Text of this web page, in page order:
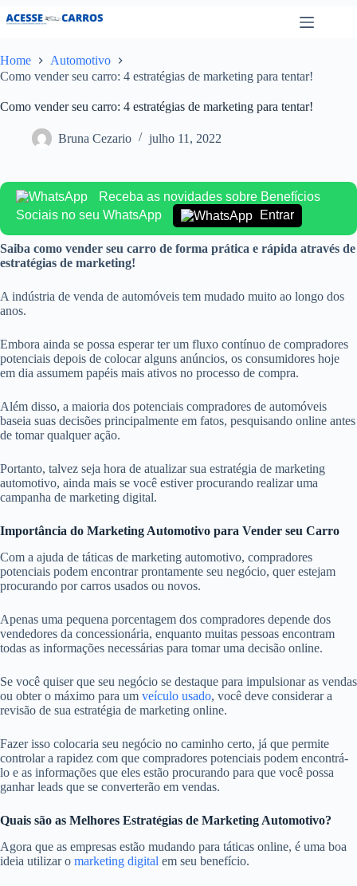
Pular
para
conteúdo
Home
Automotivo
Como vender seu carro: 4 estratégias de marketing para tentar!
Como vender seu carro: 4 estratégias de marketing para tentar!
Bruna Cezario julho 11, 2022
Receba as novidades sobre Benefícios
Sociais no seu WhatsApp
Entrar
Saiba como vender seu carro de forma prática e rápida através de
estratégias de marketing!
A indústria de venda de automóveis tem mudado muito ao longo dos
anos.
Embora ainda se possa esperar ter um fluxo contínuo de compradores
potenciais depois de colocar alguns anúncios, os consumidores hoje
em dia assumem papéis mais ativos no processo de compra.
Além disso, a maioria dos potenciais compradores de automóveis
baseia suas decisões principalmente em fatos, pesquisando online antes
de tomar qualquer ação.
Portanto, talvez seja hora de atualizar sua estratégia de marketing
automotivo, ainda mais se você estiver procurando realizar uma
campanha de marketing digital.
Importância do Marketing Automotivo para Vender seu Carro
Com a ajuda de táticas de marketing automotivo, compradores
potenciais podem encontrar prontamente seu negócio, quer estejam
procurando por carros usados ou novos.
Apenas uma pequena porcentagem dos compradores depende dos
vendedores da concessionária, enquanto muitas pessoas encontram
todas as informações necessárias para tomar uma decisão online.
Se você quiser que seu negócio se destaque para impulsionar as vendas
ou obter o máximo para um veículo usado, você deve considerar a
revisão de sua estratégia de marketing online.
Fazer isso colocaria seu negócio no caminho certo, já que permite
controlar a rapidez com que compradores potenciais podem encontrá-
lo e as informações que eles estão procurando para que você possa
ganhar leads que se converterão em vendas.
Quais são as Melhores Estratégias de Marketing Automotivo?
Agora que as empresas estão mudando para táticas online, é uma boa
ideia utilizar o marketing digital em seu benefício.